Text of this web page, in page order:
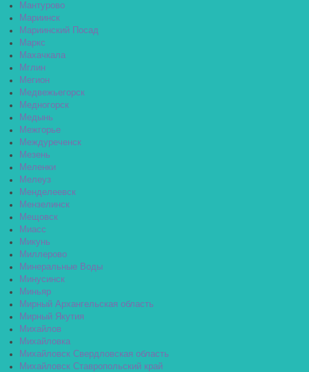
Мантурово
Мариинск
Мариинский Посад
Маркс
Махачкала
Мглин
Мегион
Медвежьегорск
Медногорск
Медынь
Межгорье
Междуреченск
Мезень
Меленки
Мелеуз
Менделеевск
Мензелинск
Мещовск
Миасс
Микунь
Миллерово
Минеральные Воды
Минусинск
Миньяр
Мирный Архангельская область
Мирный Якутия
Михайлов
Михайловка
Михайловск Свердловская область
Михайловск Ставропольский край